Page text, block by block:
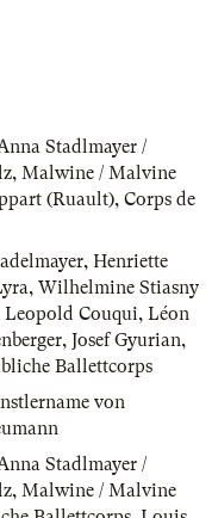
Stadlmayer /
, Malwine / Malvine
(Ruault), Corps de
, Henriette
, Wilhelmine Stiasny
Leopold Couqui, Léon
, Josef Gyurian,
Ballettcorps
von
Stadlmayer /
, Malwine / Malvine